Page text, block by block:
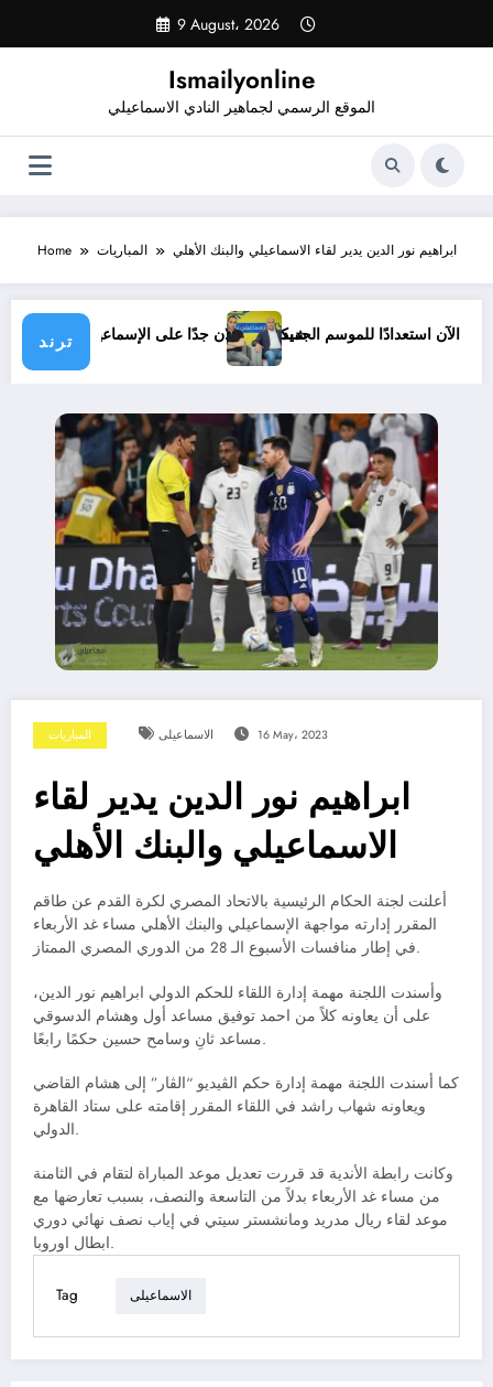
content
9 August، 2026
Ismailyonline
الموقع الرسمي لجماهير النادي الاسماعيلي
Home المباريات ابراهيم نور الدين يدير لقاء الاسماعيلي والبنك الأهلي
ترند
شيكابالا: زعلان جدًا على الإسماعيلي..حتى الآن استعدادًا للموسم الجديد
المباريات الاسماعيلى 16 May، 2023
ابراهيم نور الدين يدير لقاء
الاسماعيلي والبنك الأهلي
أعلنت لجنة الحكام الرئيسية بالاتحاد المصري لكرة القدم عن طاقم
المقرر إدارته مواجهة الإسماعيلي والبنك الأهلي مساء غد الأربعاء
في إطار منافسات الأسبوع الـ 28 من الدوري المصري الممتاز.
وأسندت اللجنة مهمة إدارة اللقاء للحكم الدولي ابراهيم نور الدين،
على أن يعاونه كلاً من احمد توفيق مساعد أول وهشام الدسوقي
مساعد ثانِ وسامح حسين حكمًا رابعًا.
كما أسندت اللجنة مهمة إدارة حكم الڤيديو “الڤار” إلى هشام القاضي
ويعاونه شهاب راشد في اللقاء المقرر إقامته على ستاد القاهرة
الدولي.
وكانت رابطة الأندية قد قررت تعديل موعد المباراة لتقام في الثامنة
من مساء غد الأربعاء بدلاً من التاسعة والنصف، بسبب تعارضها مع
موعد لقاء ريال مدريد ومانشستر سيتي في إياب نصف نهائي دوري
ابطال اوروبا.
Tag الاسماعيلى